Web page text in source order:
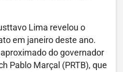
Lima revelou o
em janeiro deste ano.
do governador
Pablo Marçal (PRTB), que